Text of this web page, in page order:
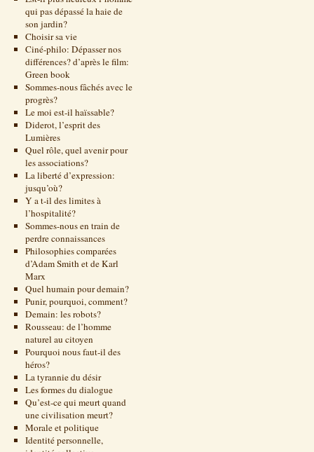
qui pas dépassé la haie de
son jardin?
Choisir sa vie
Ciné-philo: Dépasser nos
différences? d’après le film:
Green book
Sommes-nous fâchés avec le
progrès?
Le moi est-il haïssable?
Diderot, l’esprit des
Lumières
Quel rôle, quel avenir pour
les associations?
La liberté d’expression:
jusqu’où?
Y a t-il des limites à
l’hospitalité?
Sommes-nous en train de
perdre connaissances
Philosophies comparées
d’Adam Smith et de Karl
Marx
Quel humain pour demain?
Punir, pourquoi, comment?
Demain: les robots?
Rousseau: de l’homme
naturel au citoyen
Pourquoi nous faut-il des
héros?
La tyrannie du désir
Les formes du dialogue
Qu’est-ce qui meurt quand
une civilisation meurt?
Morale et politique
Identité personnelle,